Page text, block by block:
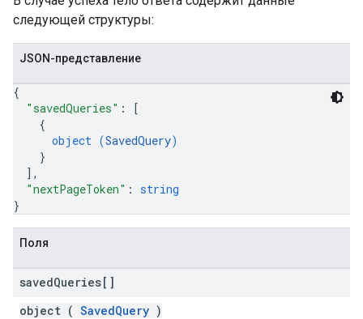
следующей структуры:
JSON-представление
{
"savedQueries" :
[
{
object (SavedQuery)
}
] ,
"nextPageToken" : string
}
Поля
savedQueries[]
object ( SavedQuery )